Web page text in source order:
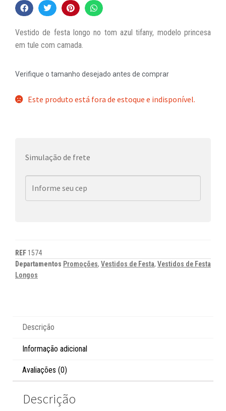
Vestido de festa longo no tom azul tifany, modelo princesa
em tule com camada.
Verifique o tamanho desejado antes de comprar
Este produto está fora de estoque e indisponível.
Simulação de frete
REF 1574
Departamentos Promoções, Vestidos de Festa, Vestidos de Festa
Longos
Descrição
Informação adicional
Avaliações (0)
Descrição